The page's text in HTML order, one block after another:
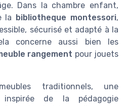
Dans la chambre enfant,
la bibliotheque montessori,
sécurisé et adapté à la
concerne aussi bien les
rangement pour jouets
traditionnels, une
inspirée de la pédagogie